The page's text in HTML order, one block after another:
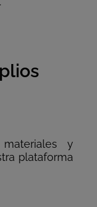
y
plataforma